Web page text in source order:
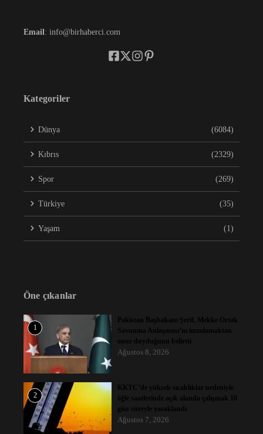
Email : info@birhaberci.com
Kategoriler
Dünya (6084)
Kıbrıs (2329)
Spor (269)
Türkiye (35)
Yaşam (1)
Öne çıkanlar
1
Pakistan Başbakanı Şerif, Mekke Ortak
Savunma Anlaşması’nı imzalamaktan
onur duyduğunu belirtti
Ağustos 8, 2026
2
KKTC’de yüksek sıcaklıklar nedeniyle
öğle saatlerinde açık alanda çalışmak 10
gün süreyle yasaklandı
Ağustos 7, 2026